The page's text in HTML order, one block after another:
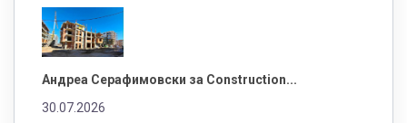
Андреа Серафимовски за Construction...
30.07.2026